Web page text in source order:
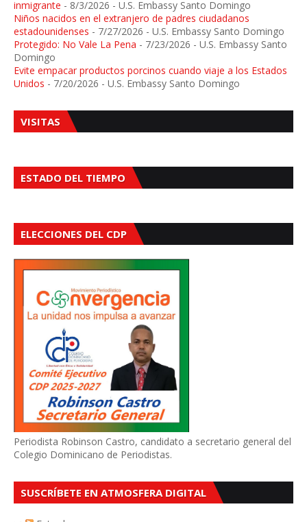
inmigrante - 8/3/2026 - U.S. Embassy Santo Domingo
Niños nacidos en el extranjero de padres ciudadanos
estadounidenses - 7/27/2026 - U.S. Embassy Santo Domingo
Protegido: No Vale La Pena - 7/23/2026 - U.S. Embassy Santo
Domingo
Evite empacar productos porcinos cuando viaje a los Estados
Unidos - 7/20/2026 - U.S. Embassy Santo Domingo
VISITAS
ESTADO DEL TIEMPO
ELECCIONES DEL CDP
Periodista Robinson Castro, candidato a secretario general del
Colegio Dominicano de Periodistas.
SUSCRÍBETE EN ATMOSFERA DIGITAL